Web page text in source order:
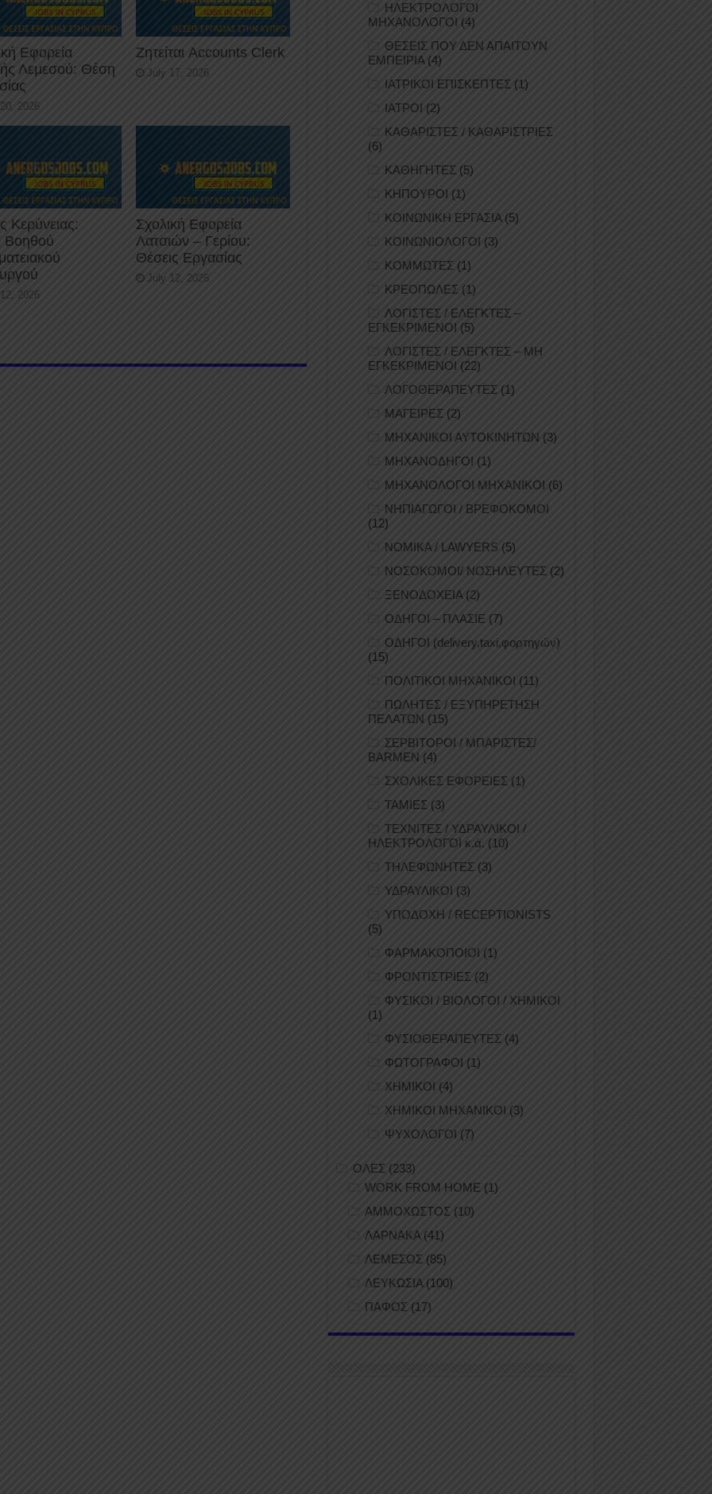
Εφορεία
Λεμεσού: Θέση
2026
Ζητείται Accounts Clerk
July 17, 2026
Κερύνειας:
Βοηθού
2026
Σχολική Εφορεία
Λατσιών – Γερίου:
Θέσεις Εργασίας
July 12, 2026
ΗΛΕΚΤΡΟΛΟΓΟΙ
ΜΗΧΑΝΟΛΟΓΟΙ (4)
ΘΕΣΕΙΣ ΠΟΥ ΔΕΝ ΑΠΑΙΤΟΥΝ
ΕΜΠΕΙΡΙΑ(4)
ΙΑΤΡΙΚΟΙ ΕΠΙΣΚΕΠΤΕΣ (1)
ΙΑΤΡΟΙ (2)
ΚΑΘΑΡΙΣΤΕΣ / ΚΑΘΑΡΙΣΤΡΙΕΣ
(6)
ΚΑΘΗΓΗΤΕΣ (5)
ΚΗΠΟΥΡΟΙ (1)
ΚΟΙΝΩΝΙΚΗ ΕΡΓΑΣΙΑ(5)
ΚΟΙΝΩΝΙΟΛΟΓΟΙ (3)
ΚΟΜΜΩΤΕΣ (1)
ΚΡΕΟΠΩΛΕΣ (1)
ΛΟΓΙΣΤΕΣ / ΕΛΕΓΚΤΕΣ –
ΕΓΚΕΚΡΙΜΕΝΟΙ (5)
ΛΟΓΙΣΤΕΣ / ΕΛΕΓΚΤΕΣ – ΜΗ
ΕΓΚΕΚΡΙΜΕΝΟΙ (22)
ΛΟΓΟΘΕΡΑΠΕΥΤΕΣ (1)
ΜΑΓΕΙΡΕΣ (2)
ΜΗΧΑΝΙΚΟΙ ΑΥΤΟΚΙΝΗΤΩΝ (3)
ΜΗΧΑΝΟΔΗΓΟΙ (1)
ΜΗΧΑΝΟΛΟΓΟΙ ΜΗΧΑΝΙΚΟΙ (6)
ΝΗΠΙΑΓΩΓΟΙ / ΒΡΕΦΟΚΟΜΟΙ
(12)
ΝΟΜΙΚΑ / LAWYERS (5)
ΝΟΣΟΚΟΜΟΙ/ ΝΟΣΗΛΕΥΤΕΣ (2)
ΞΕΝΟΔΟΧΕΙΑ(2)
ΟΔΗΓΟΙ – ΠΛΑΣΙΕ (7)
ΟΔΗΓΟΙ (delivery,taxi,φορτηγών)
(15)
ΠΟΛΙΤΙΚΟΙ ΜΗΧΑΝΙΚΟΙ (11)
ΠΩΛΗΤΕΣ / ΕΞΥΠΗΡΕΤΗΣΗ
ΠΕΛΑΤΩΝ (15)
ΣΕΡΒΙΤΟΡΟΙ / ΜΠΑΡΙΣΤΕΣ/
BARMEN (4)
ΣΧΟΛΙΚΕΣ ΕΦΟΡΕΙΕΣ (1)
ΤΑΜΙΕΣ (3)
ΤΕΧΝΙΤΕΣ / ΥΔΡΑΥΛΙΚΟΙ /
ΗΛΕΚΤΡΟΛΟΓΟΙ κ.ά. (10)
ΤΗΛΕΦΩΝΗΤΕΣ (3)
ΥΔΡΑΥΛΙΚΟΙ (3)
ΥΠΟΔΟΧΗ / RECEPTIONISTS
(5)
ΦΑΡΜΑΚΟΠΟΙΟΙ (1)
ΦΡΟΝΤΙΣΤΡΙΕΣ (2)
ΦΥΣΙΚΟΙ / ΒΙΟΛΟΓΟΙ / ΧΗΜΙΚΟΙ
(1)
ΦΥΣΙΟΘΕΡΑΠΕΥΤΕΣ (4)
ΦΩΤΟΓΡΑΦΟΙ (1)
ΧΗΜΙΚΟΙ (4)
ΧΗΜΙΚΟΙ ΜΗΧΑΝΙΚΟΙ (3)
ΨΥΧΟΛΟΓΟΙ (7)
ΟΛΕΣ (233)
WORK FROM HOME (1)
ΑΜΜΟΧΩΣΤΟΣ (10)
ΛΑΡΝΑΚΑ (41)
ΛΕΜΕΣΟΣ (85)
ΛΕΥΚΩΣΙΑ(100)
ΠΑΦΟΣ (17)